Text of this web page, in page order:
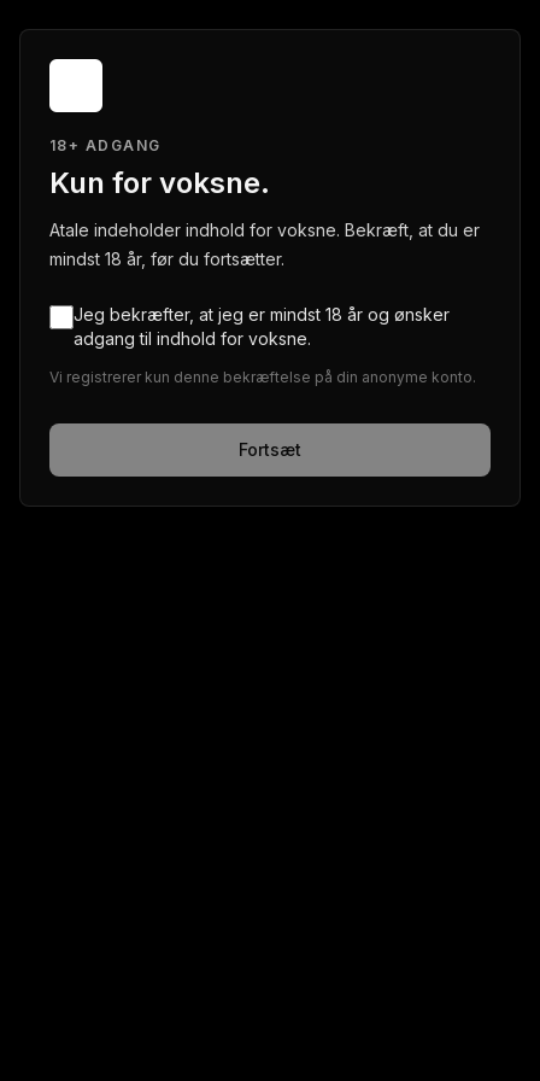
18+ ADGANG
Kun for voksne.
Atale indeholder indhold for voksne. Bekræft, at du er
mindst 18 år, før du fortsætter.
Jeg bekræfter, at jeg er mindst 18 år og ønsker
adgang til indhold for voksne.
Vi registrerer kun denne bekræftelse på din anonyme konto.
Fortsæt